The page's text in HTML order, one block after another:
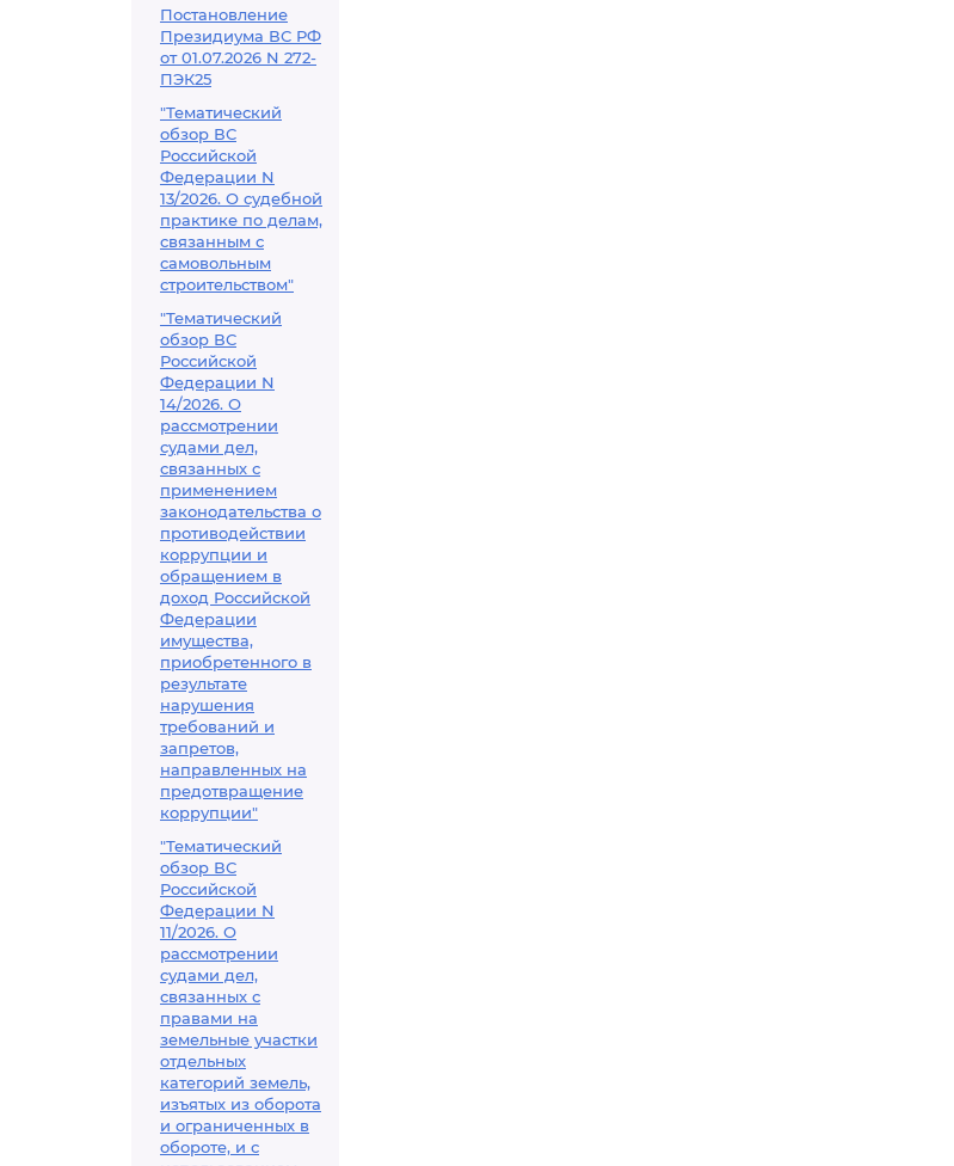
Постановление
Президиума ВС РФ
от 01.07.2026 N 272-
ПЭК25
"Тематический
обзор ВС
Российской
Федерации N
13/2026. О судебной
практике по делам,
связанным с
самовольным
строительством"
"Тематический
обзор ВС
Российской
Федерации N
14/2026. О
рассмотрении
судами дел,
связанных с
применением
законодательства о
противодействии
коррупции и
обращением в
доход Российской
Федерации
имущества,
приобретенного в
результате
нарушения
требований и
запретов,
направленных на
предотвращение
коррупции"
"Тематический
обзор ВС
Российской
Федерации N
11/2026. О
рассмотрении
судами дел,
связанных с
правами на
земельные участки
отдельных
категорий земель,
изъятых из оборота
и ограниченных в
обороте, и с